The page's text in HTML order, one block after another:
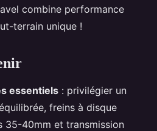
combine performance
terrain unique !
essentiels : privilégier un
freins à disque
35-40mm et transmission